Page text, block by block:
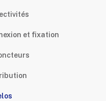
et fixation